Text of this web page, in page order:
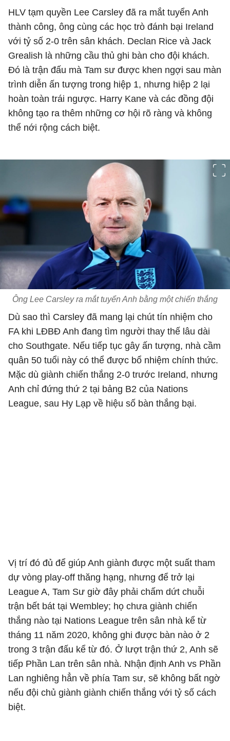
HLV tạm quyền Lee Carsley đã ra mắt tuyển Anh
thành công, ông cùng các học trò đánh bại Ireland
với tỷ số 2-0 trên sân khách. Declan Rice và Jack
Grealish là những cầu thủ ghi bàn cho đội khách.
Đó là trận đấu mà Tam sư được khen ngợi sau màn
trình diễn ấn tượng trong hiệp 1, nhưng hiệp 2 lại
hoàn toàn trái ngược. Harry Kane và các đồng đội
không tạo ra thêm những cơ hội rõ ràng và không
thể nới rộng cách biệt.
Ông Lee Carsley ra mắt tuyển Anh bằng một chiến thắng
Dù sao thì Carsley đã mang lại chút tín nhiệm cho
FA khi LĐBĐ Anh đang tìm người thay thế lâu dài
cho Southgate. Nếu tiếp tục gây ấn tượng, nhà cầm
quân 50 tuổi này có thể được bổ nhiệm chính thức.
Mặc dù giành chiến thắng 2-0 trước Ireland, nhưng
Anh chỉ đứng thứ 2 tại bảng B2 của Nations
League, sau Hy Lạp về hiệu số bàn thắng bại.
Vị trí đó đủ để giúp Anh giành được một suất tham
dự vòng play-off thăng hạng, nhưng để trở lại
League A, Tam Sư giờ đây phải chấm dứt chuỗi
trận bết bát tại Wembley; họ chưa giành chiến
thắng nào tại Nations League trên sân nhà kể từ
tháng 11 năm 2020, không ghi được bàn nào ở 2
trong 3 trận đấu kể từ đó. Ở lượt trận thứ 2, Anh sẽ
tiếp Phần Lan trên sân nhà. Nhận định Anh vs Phần
Lan nghiêng hẳn về phía Tam sư, sẽ không bất ngờ
nếu đội chủ giành giành chiến thắng với tỷ số cách
biệt.